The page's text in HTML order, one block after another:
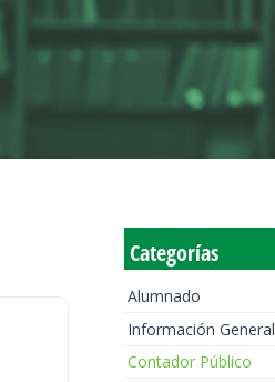
Categorías
Alumnado
Información General
Contador Público